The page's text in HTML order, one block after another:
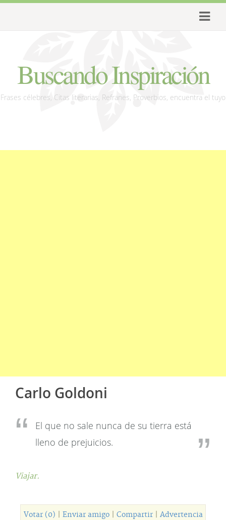
Buscando Inspiración
Frases célebres, Citas literarias, Refranes, Proverbios, encuentra el tuyo
Carlo Goldoni
El que no sale nunca de su tierra está
lleno de prejuicios.
Viajar.
Votar (0) Enviar amigo| Compartir| Advertencia